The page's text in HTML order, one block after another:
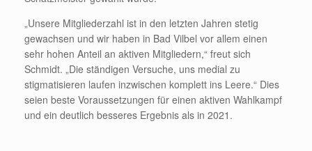
„Unsere Mitgliederzahl ist in den letzten Jahren stetig
gewachsen und wir haben in Bad Vilbel vor allem einen
sehr hohen Anteil an aktiven Mitgliedern,“ freut sich
Schmidt. „Die ständigen Versuche, uns medial zu
stigmatisieren laufen inzwischen komplett ins Leere.“ Dies
seien beste Voraussetzungen für einen aktiven Wahlkampf
und ein deutlich besseres Ergebnis als in 2021.